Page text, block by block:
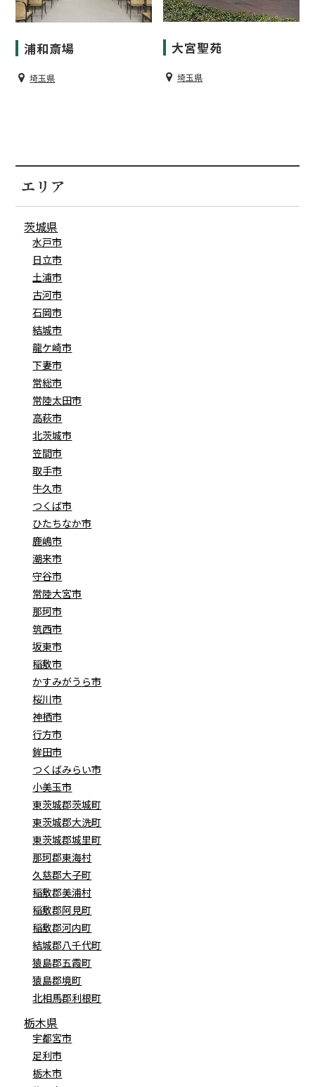
浦和斎場
埼玉県
大宮聖苑
埼玉県
エリア
茨城県
水戸市
日立市
土浦市
古河市
石岡市
結城市
龍ケ崎市
下妻市
常総市
常陸太田市
高萩市
北茨城市
笠間市
取手市
牛久市
つくば市
ひたちなか市
鹿嶋市
潮来市
守谷市
常陸大宮市
那珂市
筑西市
坂東市
稲敷市
かすみがうら市
桜川市
神栖市
行方市
鉾田市
つくばみらい市
小美玉市
東茨城郡茨城町
東茨城郡大洗町
東茨城郡城里町
那珂郡東海村
久慈郡大子町
稲敷郡美浦村
稲敷郡阿見町
稲敷郡河内町
結城郡八千代町
猿島郡五霞町
猿島郡境町
北相馬郡利根町
栃木県
宇都宮市
足利市
栃木市